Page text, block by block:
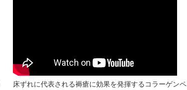
床ずれに代表される褥瘡に効果を発揮するコラーゲンペ